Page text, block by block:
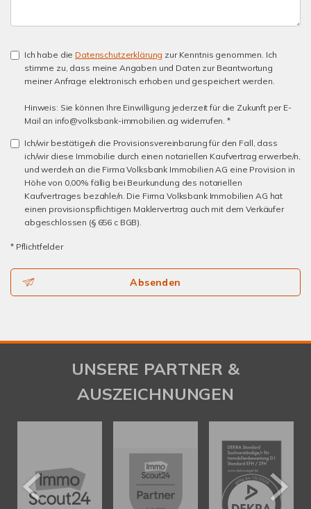
Ich habe die Datenschutzerklärung zur Kenntnis genommen. Ich
stimme zu, dass meine Angaben und Daten zur Beantwortung
meiner Anfrage elektronisch erhoben und gespeichert werden.
Hinweis: Sie können Ihre Einwilligung jederzeit für die Zukunft per E-
Mail an info@volksbank-immobilien.ag widerrufen. *
Ich/wir bestätige/n die Provisionsvereinbarung für den Fall, dass
ich/wir diese Immobilie durch einen notariellen Kaufvertrag erwerbe/n,
und werde/n an die Firma Volksbank Immobilien AG eine Provision in
Höhe von 0,00% fällig bei Beurkundung des notariellen
Kaufvertrages bezahle/n. Die Firma Volksbank Immobilien AG hat
einen provisionspflichtigen Maklervertrag auch mit dem Verkäufer
abgeschlossen (§ 656 c BGB).
* Pflichtfelder
Absenden
UNSERE PARTNER &
AUSZEICHNUNGEN